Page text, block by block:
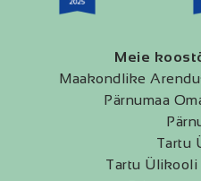
Meie
Maakondlike
Pärnumaa
Tartu
Tartu Ülikooli